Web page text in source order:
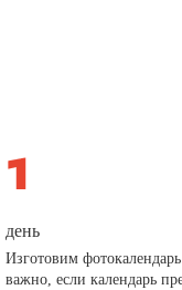
день
Изготовим
важно, если календарь